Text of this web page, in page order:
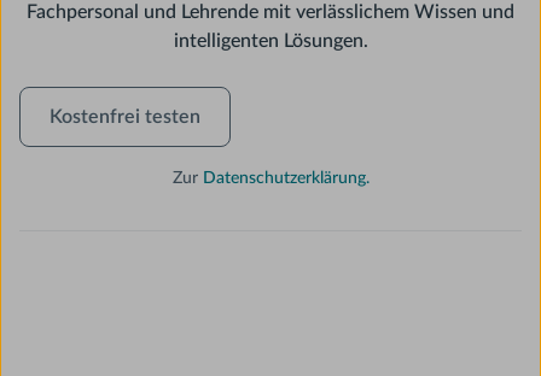
Fachpersonal und Lehrende mit verlässlichem Wissen und
intelligenten Lösungen.
testen
Kostenfrei testen
Zur Datenschutzerklärung.